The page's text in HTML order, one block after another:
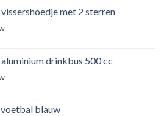
met 2 sterren
drinkbus 500 cc
blauw